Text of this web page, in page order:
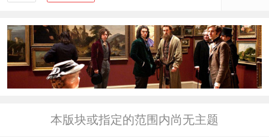
本版块或指定的范围内尚无主题